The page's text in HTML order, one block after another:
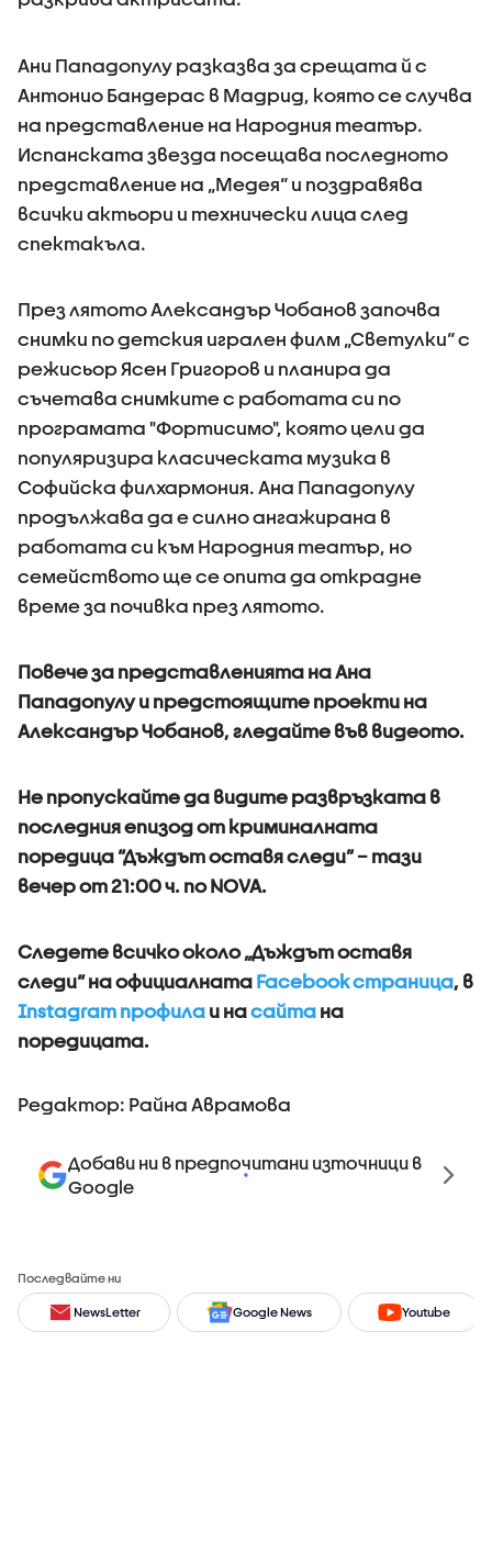
Ани Пападопулу разказва за срещата й с
Антонио Бандерас в Мадрид, която се случва
на представление на Народния театър.
Испанската звезда посещава последното
представление на „Медея“ и поздравява
всички актьори и технически лица след
спектакъла.
През лятото Александър Чобанов започва
снимки по детския игрален филм „Светулки“ с
режисьор Ясен Григоров и планира да
съчетава снимките с работата си по
програмата "Фортисимо", която цели да
популяризира класическата музика в
Софийска филхармония. Ана Пападопулу
продължава да е силно ангажирана в
работата си към Народния театър, но
семейството ще се опита да открадне
време за почивка през лятото.
Повече за представленията на Ана
Пападопулу и предстоящите проекти на
Александър Чобанов, гледайте във видеото.
Не пропускайте да видите развръзката в
последния епизод от криминалната
поредица “Дъждът оставя следи” – тази
вечер от 21:00 ч. по NOVA.
Следете всичко около „Дъждът оставя
следи“ на официалната Facebook страница, в
Instagram профила и насайта на
поредицата.
Редактор: Райна Аврамова
Добави ни в предпочитани източници в
Google
Последвайте ни
NewsLetter Google News Youtube